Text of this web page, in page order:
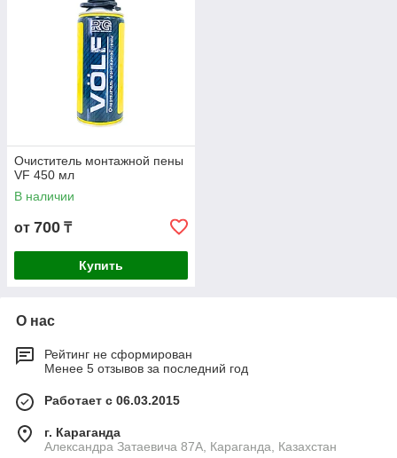
Очиститель монтажной пены
VF 450 мл
В наличии
от 700 ₸
Купить
О нас
Рейтинг не сформирован
Менее 5 отзывов за последний год
Работает с 06.03.2015
г. Караганда
Александра Затаевича 87А, Караганда, Казахстан